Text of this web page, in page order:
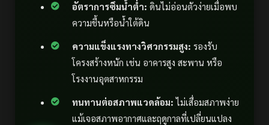
อัตราการซึมน้ำต่ำ: ดินไม่อ่อนตัวง่ายเมื่อพบ
ความชื้นหรือน้ำใต้ดิน
ความแข็งแรงทางวิศวกรรมสูง: รองรับ
โครงสร้างหนัก เช่น อาคารสูง สะพาน หรือ
โรงงานอุตสาหกรรม
ทนทานต่อสภาพแวดล้อม: ไม่เสื่อมสภาพง่าย
แม้เจอสภาพอากาศและฤดูกาลที่เปลี่ยนแปลง